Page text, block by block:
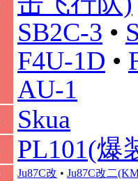
SB2C-3 •
F4U-1D •
AU-1
Skua
PL101(爆
Ju87C改 • Ju87C改二